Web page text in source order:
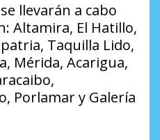
llevarán a cabo
Altamira, El Hatillo,
Taquilla Lido,
Mérida, Acarigua,
Porlamar y Galería